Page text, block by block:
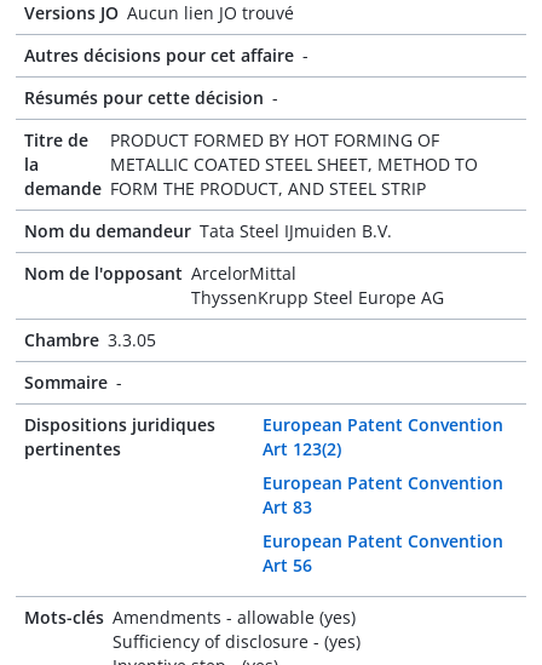
Versions JO Aucun lien JO trouvé
Autres décisions pour cet affaire -
Résumés pour cette décision -
Titre de
la
demande
PRODUCT FORMED BY HOT FORMING OF
METALLIC COATED STEEL SHEET, METHOD TO
FORM THE PRODUCT, AND STEEL STRIP
Nom du demandeur Tata Steel IJmuiden B.V.
Nom de l'opposant ArcelorMittal
ThyssenKrupp Steel Europe AG
Chambre 3.3.05
Sommaire -
Dispositions juridiques
pertinentes
European Patent Convention
Art 123(2)
European Patent Convention
Art 83
European Patent Convention
Art 56
Mots-clés Amendments - allowable (yes)
Sufficiency of disclosure - (yes)